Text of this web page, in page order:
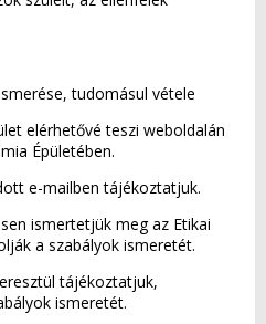
tudomásul vétele
elérhetővé teszi weboldalán
Épületében.
e-mailben tájékoztatjuk.
ismertetjük meg az Etikai
a szabályok ismeretét.
tájékoztatjuk,
ismeretét.